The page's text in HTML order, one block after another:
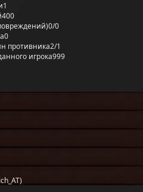
1
400
0/0
0
противника2/1
игрока999